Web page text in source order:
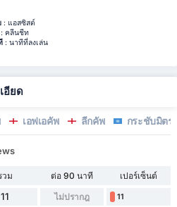
: แอสซิสต์
คลีนชีท
: นาทีที่ลงเล่น
อียด
เอฟเอคัพ ลีกคัพ กระชับมิต
วม ต่อ 90 นาที
เปอร์เซ็นต์
11 ไม่ปรากฎ 11